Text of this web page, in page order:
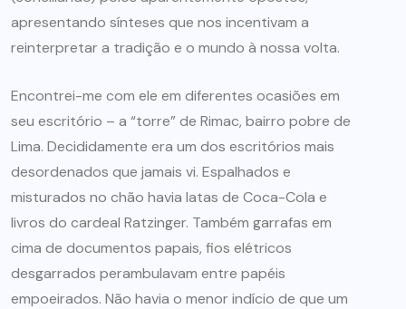
apresentando sínteses que nos incentivam a
reinterpretar a tradição e o mundo à nossa volta.
Encontrei-me com ele em diferentes ocasiões em
seu escritório – a “torre” de Rimac, bairro pobre de
Lima. Decididamente era um dos escritórios mais
desordenados que jamais vi. Espalhados e
misturados no chão havia latas de Coca-Cola e
livros do cardeal Ratzinger. Também garrafas em
cima de documentos papais, fios elétricos
desgarrados perambulavam entre papéis
empoeirados. Não havia o menor indício de que um